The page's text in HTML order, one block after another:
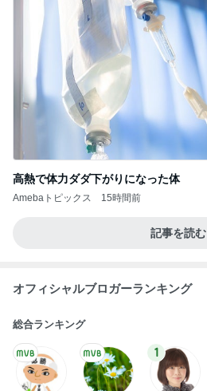
高熱で体力ダダ下がりになった体
Amebaトピックス 15時間前
記事を読む
オフィシャルブロガーランキング
総合ランキング
1